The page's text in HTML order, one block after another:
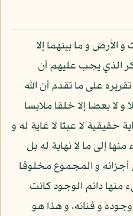
الأرض و ما بينهما إلا
الذي يجب عليهم أن
على ما تقدم أن الله
لا بعضا إلا خلقا ملابسا
لا عبثا لا غاية له و
إلى ما لا نهاية له بل
و المجموع مخلوقا
منها دائم الوجود كانت
و فنائه، و هذا هو